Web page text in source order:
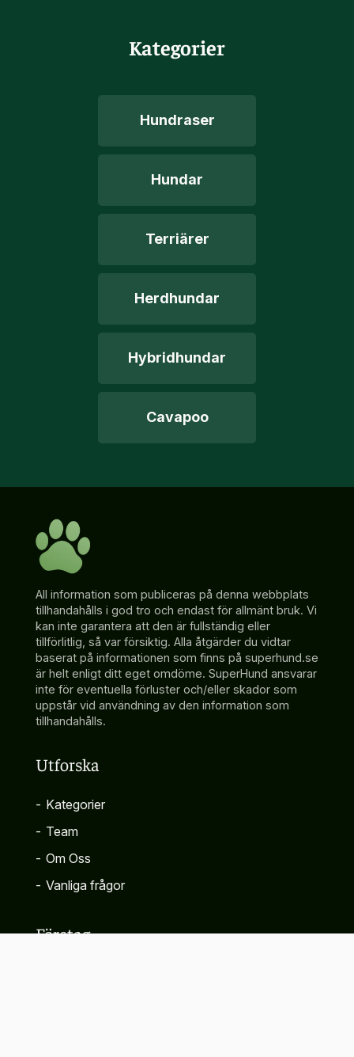
Kategorier
Hundraser
Hundar
Terriärer
Herdhundar
Hybridhundar
Cavapoo
All information som publiceras på denna webbplats
tillhandahålls i god tro och endast för allmänt bruk. Vi
kan inte garantera att den är fullständig eller
tillförlitlig, så var försiktig. Alla åtgärder du vidtar
baserat på informationen som finns på superhund.se
är helt enligt ditt eget omdöme. SuperHund ansvarar
inte för eventuella förluster och/eller skador som
uppstår vid användning av den information som
tillhandahålls.
Utforska
- Kategorier
- Team
- Om Oss
- Vanliga frågor
Företag